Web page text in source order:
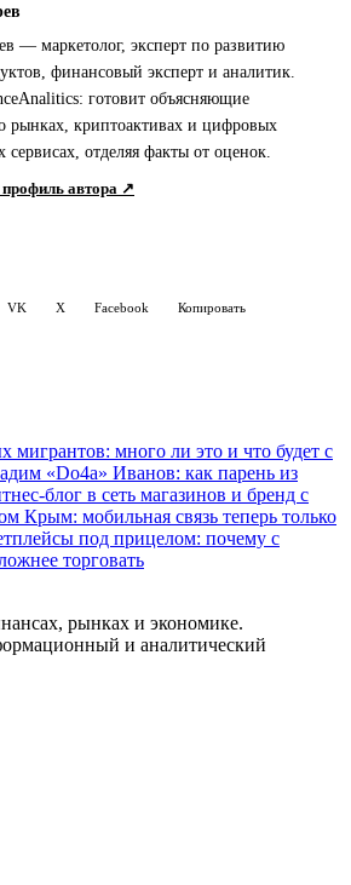
— маркетолог, эксперт по развитию
финансовый эксперт и аналитик.
готовит объясняющие
рынках, криптоактивах и цифровых
отделяя факты от оценок.
автора ↗
VK X Facebook Копировать
мигрантов: много ли это и что будет с
«Do4a» Иванов: как парень из
блог в сеть магазинов и бренд с
Крым: мобильная связь теперь только
под прицелом: почему с
торговать
рынках и экономике.
и аналитический